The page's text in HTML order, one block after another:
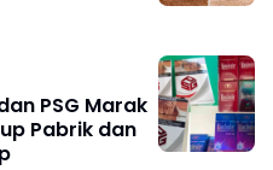
PSG Marak
Pabrik dan